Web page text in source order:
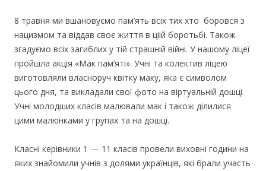
8 травня ми вшановуємо пам’ять всіх тих хто боровся з
нацизмом та віддав своє життя в ціій боротьбі. Також
згадуємо всіх загиблих у тій страшній війні. У нашому ліцеї
пройшла акція «Мак пам’яті». Учні та колектив ліцею
виготовляли власноруч квітку маку, яка є символом
цього дня, та викладали свої фото на віртуальній дошці.
Учні молодших класів малювали мак і також ділилися
цими малюнками у групах та на дошці.
Класні керівники 1 — 11 класів провели виховні години на
яких знайомили учнів з долями українців, які брали участь